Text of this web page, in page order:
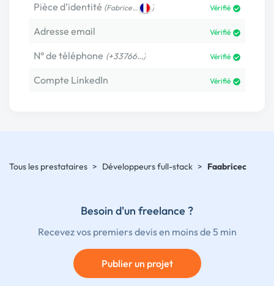
Pièce d’identité (Fabrice… ) Vérifié
Adresse email Vérifié
N° de téléphone (+33766…) Vérifié
Compte LinkedIn Vérifié
Tous les prestataires > Développeurs full-stack > Faabricec
Besoin d'un freelance ?
Recevez vos premiers devis en moins de 5 min
Publier un projet